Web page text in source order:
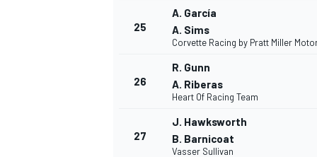
25
A. García
A. Sims
Corvette Racing by Pratt Miller
26
R. Gunn
A. Riberas
Heart Of Racing Team
27
J. Hawksworth
B. Barnicoat
Vasser Sullivan